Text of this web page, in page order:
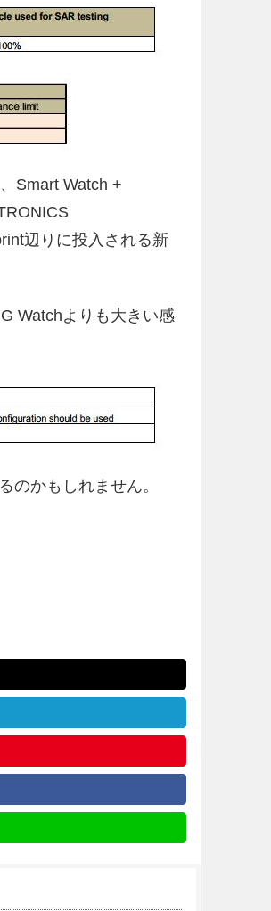
Smart Watch +
辺りに投入される新
Watchよりも大きい感
のかもしれません。